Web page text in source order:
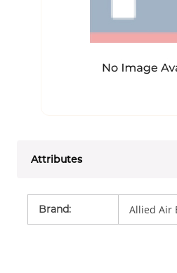
Attributes
Brand: Allied Air